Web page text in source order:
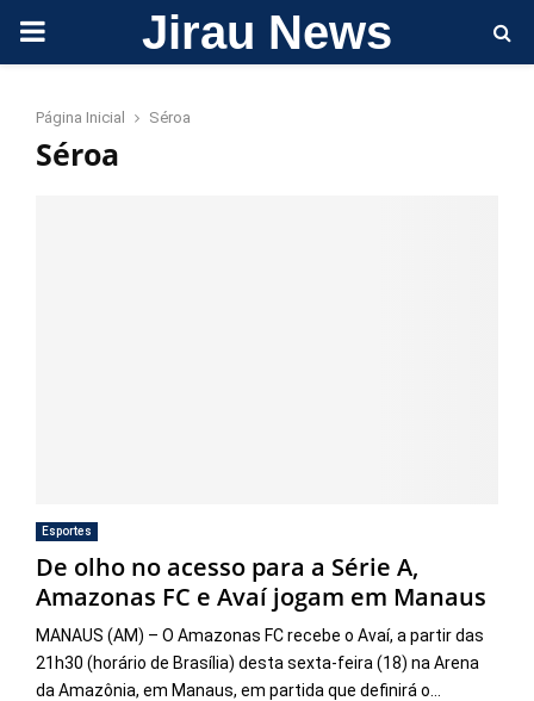
PRIMARY Jirau News
Página Inicial Séroa
Séroa
Esportes
De olho no acesso para a Série A,
Amazonas FC e Avaí jogam em Manaus
MANAUS (AM) – O Amazonas FC recebe o Avaí, a partir das
21h30 (horário de Brasília) desta sexta-feira (18) na Arena
da Amazônia, em Manaus, em partida que definirá o...